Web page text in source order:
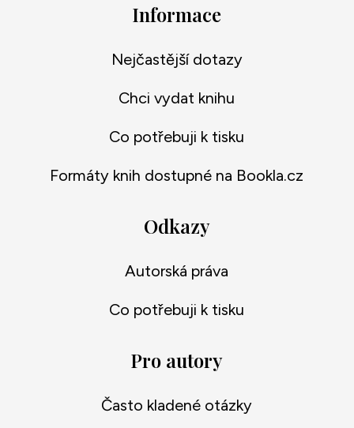
Informace
Nejčastější dotazy
Chci vydat knihu
Co potřebuji k tisku
Formáty knih dostupné na Bookla.cz
Odkazy
Autorská práva
Co potřebuji k tisku
Pro autory
Často kladené otázky